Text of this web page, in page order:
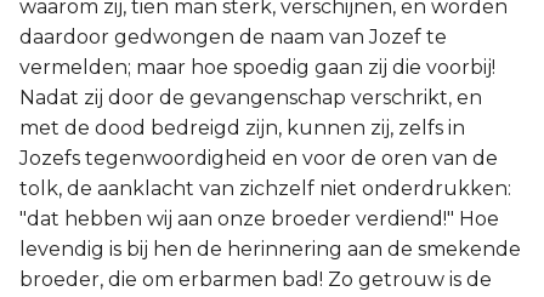
1 Petrus
2 Petrus
1 Johannes
2 Johannes
3 Johannes
waarom zij, tien man sterk, verschijnen, en worden
daardoor gedwongen de naam van Jozef te
vermelden; maar hoe spoedig gaan zij die voorbij!
Nadat zij door de gevangenschap verschrikt, en
met de dood bedreigd zijn, kunnen zij, zelfs in
Jozefs tegenwoordigheid en voor de oren van de
tolk, de aanklacht van zichzelf niet onderdrukken:
"dat hebben wij aan onze broeder verdiend!" Hoe
levendig is bij hen de herinnering aan de smekende
broeder, die om erbarmen bad! Zo getrouw is de